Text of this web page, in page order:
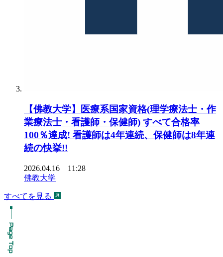
【佛教大学】医療系国家資格(理学療法士・作
業療法士・看護師・保健師) すべて合格率
100％達成! 看護師は4年連続、保健師は8年連
続の快挙!!
2026.04.16 11:28
佛教大学
すべてを見る